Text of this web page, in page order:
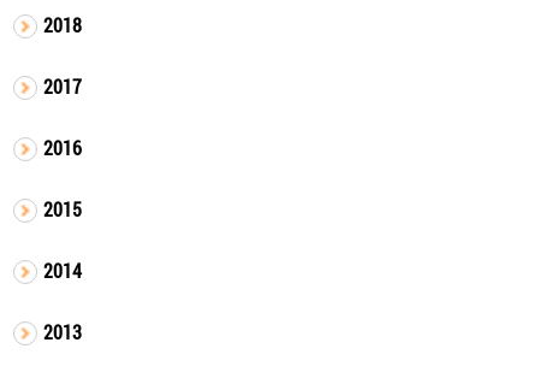
2018
2017
2016
2015
2014
2013